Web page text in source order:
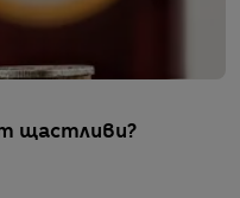
щастливи?